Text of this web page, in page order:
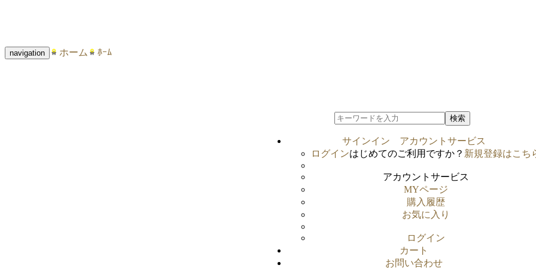
navigation ホーム ﾎｰﾑ
検索
サインイン
アカウントサービス
ログインはじめてのご利用ですか？ 新規登録はこち
アカウントサービス
MYページ
購入履歴
お気に入り
ログイン
カート
お問い合わせ